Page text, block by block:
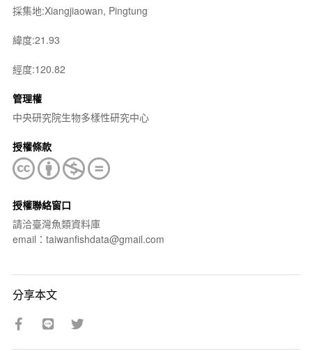
採集地:Xiangjiaowan, Pingtung
緯度:21.93
經度:120.82
管理權
中央研究院生物多樣性研究中心
授權條款
授權聯絡窗口
請洽臺灣魚類資料庫
email：taiwanfishdata@gmail.com
分享本文